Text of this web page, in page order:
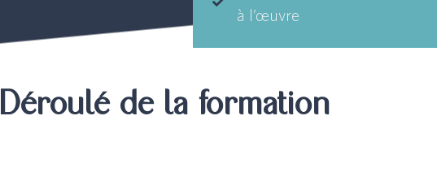
à l’œuvre
Déroulé de la formation